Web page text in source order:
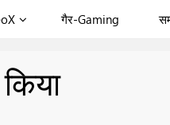
गैर-Gaming